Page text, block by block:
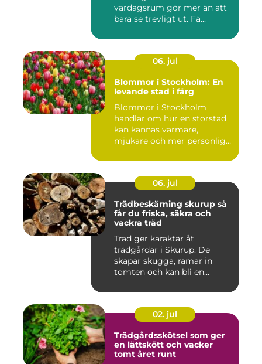
vardagsrum gör mer än att
bara se trevligt ut. Fä...
06. jul
Blommor i Stockholm: En
levande stad i färg
Blommor i Stockholm
handlar om hur en storstad
kan kännas varmare,
mjukare och mer personlig
06. jul
Trädbeskärning skurup så
får du friska, säkra och
vackra träd
Träd ger karaktär åt
trädgårdar i Skurup. De
skapar skugga, ramar in
tomten och kan bli en
02. jul
Trädgårdsskötsel som ger
en lättskött och vacker
tomt året runt